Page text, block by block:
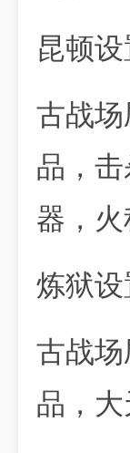
昆顿设
古战
品，
器，火
炼狱设
古战
品，大